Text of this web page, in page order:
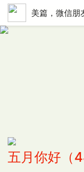
美篇，微信朋
五月你好（